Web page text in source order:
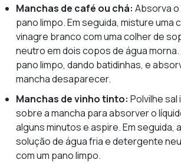
Manchas de café ou chá: Absorva
pano limpo. Em seguida, misture uma
vinagre branco com uma colher de
neutro em dois copos de água morna.
pano limpo, dando batidinhas, e
mancha desaparecer.
Manchas de vinho tinto: Polvilhe
sobre a mancha para absorver o
alguns minutos e aspire. Em seguida,
solução de água fria e detergente
com um pano limpo.